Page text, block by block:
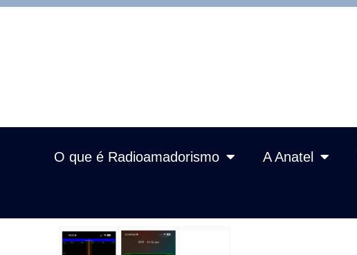
O que é Radioamadorismo A Anatel